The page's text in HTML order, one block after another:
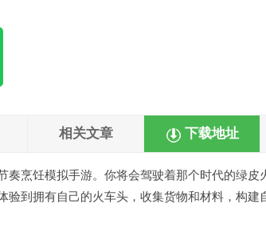
相关文章 下载地址
奏烹饪模拟手游。你将会驾驶着那个时代的绿
验到拥有自己的火车头，收集货物和材料，构